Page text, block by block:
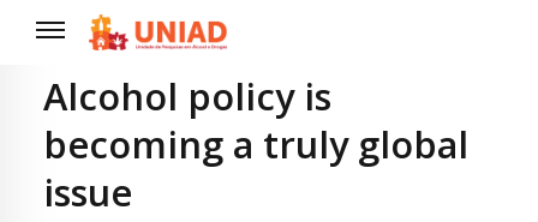
Alcohol policy is
becoming a truly global
issue